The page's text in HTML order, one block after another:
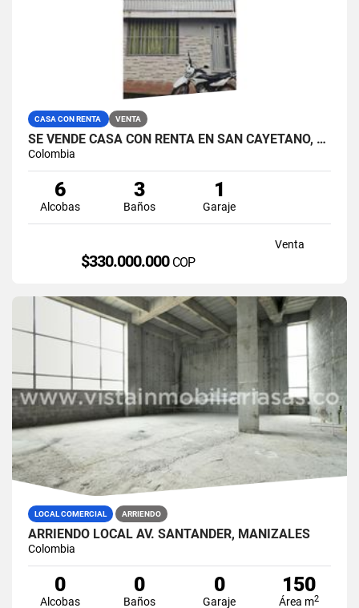
CASA CON RENTA VENTA
SE VENDE CASA CON RENTA EN SAN CAYETANO, MANIZALES.
Colombia
6
Alcobas
3
Baños
1
Garaje
Venta
$330.000.000 COP
LOCAL COMERCIAL ARRIENDO
ARRIENDO LOCAL AV. SANTANDER, MANIZALES
Colombia
0
Alcobas
0
Baños
0
Garaje
150
Área m2